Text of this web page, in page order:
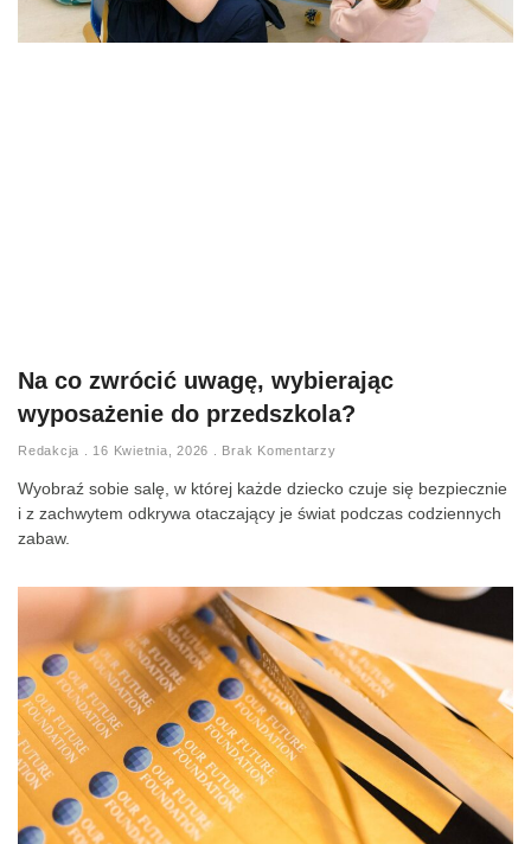
Na co zwrócić uwagę, wybierając
wyposażenie do przedszkola?
Redakcja 16 Kwietnia, 2026 Brak Komentarzy
Wyobraź sobie salę, w której każde dziecko czuje się bezpiecznie
i z zachwytem odkrywa otaczający je świat podczas codziennych
zabaw.